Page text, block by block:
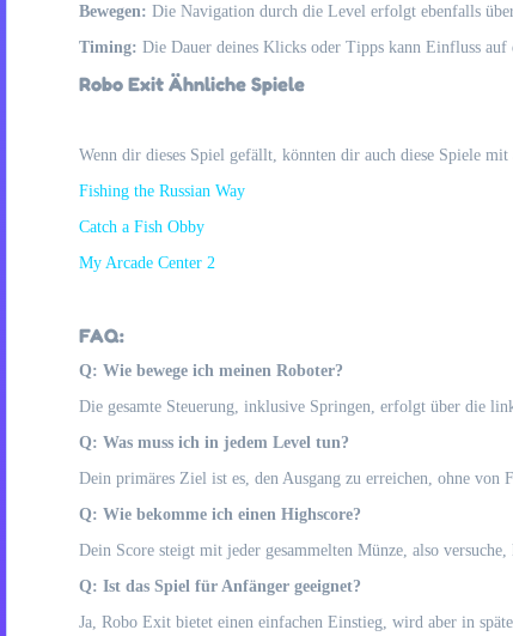
Bewegen: Die Navigation durch die Level erfolgt ebenfalls
Timing: Die Dauer deines Klicks oder Tipps kann Einfluss auf
Robo Exit Ähnliche Spiele
Wenn dir dieses Spiel gefällt, könnten dir auch diese Spiele
Fishing the Russian Way
Catch a Fish Obby
My Arcade Center 2
FAQ:
Q: Wie bewege ich meinen Roboter?
Die gesamte Steuerung, inklusive Springen, erfolgt über die
Q: Was muss ich in jedem Level tun?
Dein primäres Ziel ist es, den Ausgang zu erreichen, ohne von
Q: Wie bekomme ich einen Highscore?
Dein Score steigt mit jeder gesammelten Münze, also versuche,
Q: Ist das Spiel für Anfänger geeignet?
Ja, Robo Exit bietet einen einfachen Einstieg, wird aber in